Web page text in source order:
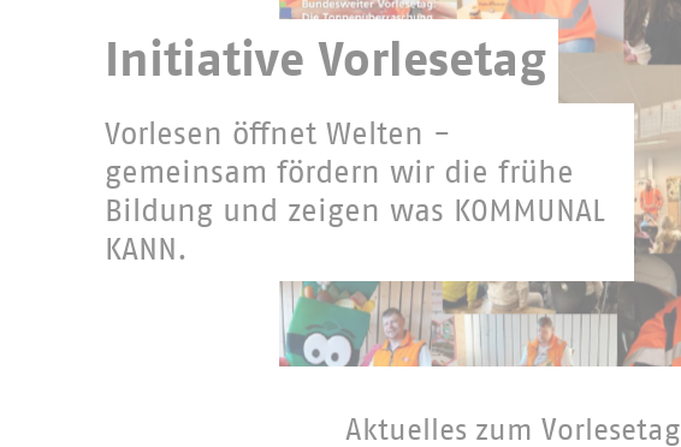
Initiative Vorlesetag
Vorlesen öffnet Welten -
gemeinsam fördern wir die frühe
Bildung und zeigen was KOMMUNAL
KANN.
Aktuelles zum Vorlesetag